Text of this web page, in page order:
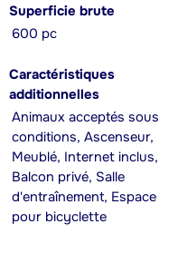
Superficie brute
600 pc
Caractéristiques
additionnelles
Animaux acceptés sous
conditions, Ascenseur,
Meublé, Internet inclus,
Balcon privé, Salle
d'entraînement, Espace
pour bicyclette